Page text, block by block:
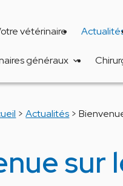
vétérinaire
généraux
>Actualités >
sur